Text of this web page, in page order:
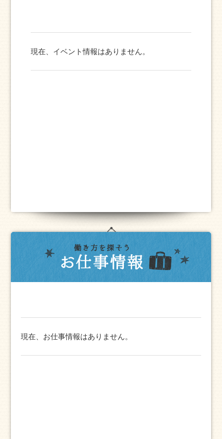
現在、イベント情報はありません。
現在、お仕事情報はありません。